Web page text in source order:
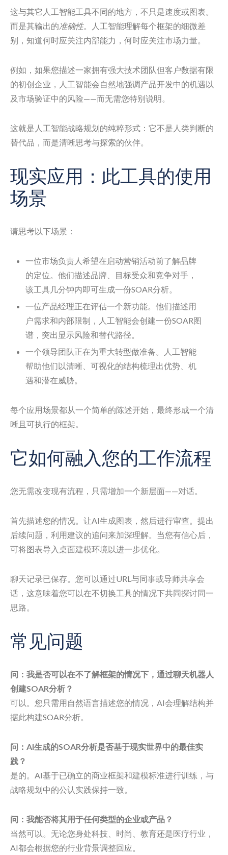
这与其它人工智能工具不同的地方，不只是速度或图表。
而是其输出的准确性。人工智能理解每个框架的细微差
别，知道何时应关注内部能力，何时应关注市场力量。
例如，如果您描述一家拥有强大技术团队但客户数据有限
的初创企业，人工智能会自然地强调产品开发中的机遇以
及市场验证中的风险——而无需您特别说明。
这就是人工智能战略规划的纯粹形式：它不是人类判断的
替代品，而是清晰思考与探索的伙伴。
现实应用：此工具的使用
场景
请思考以下场景：
一位市场负责人希望在启动营销活动前了解品牌
的定位。他们描述品牌、目标受众和竞争对手，
该工具几分钟内即可生成一份SOAR分析。
一位产品经理正在评估一个新功能。他们描述用
户需求和内部限制，人工智能会创建一份SOAR图
谱，突出显示风险和替代路径。
一个领导团队正在为重大转型做准备。人工智能
帮助他们以清晰、可视化的结构梳理出优势、机
遇和潜在威胁。
每个应用场景都从一个简单的陈述开始，最终形成一个清
晰且可执行的框架。
它如何融入您的工作流程
您无需改变现有流程，只需增加一个新层面——对话。
首先描述您的情况。让AI生成图表，然后进行审查。提出
后续问题，利用建议的追问来加深理解。当您有信心后，
可将图表导入桌面建模环境以进一步优化。
聊天记录已保存。您可以通过URL与同事或导师共享会
话，这意味着您可以在不切换工具的情况下共同探讨同一
思路。
常见问题
问：我是否可以在不了解框架的情况下，通过聊天机器人
创建SOAR分析？
可以。您只需用自然语言描述您的情况，AI会理解结构并
据此构建SOAR分析。
问：AI生成的SOAR分析是否基于现实世界中的最佳实
践？
是的。AI基于已确立的商业框架和建模标准进行训练，与
战略规划中的公认实践保持一致。
问：我能否将其用于任何类型的企业或产品？
当然可以。无论您身处科技、时尚、教育还是医疗行业，
AI都会根据您的行业背景调整回应。